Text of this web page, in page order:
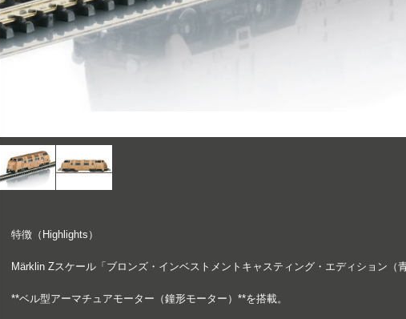
特徴（Highlights）
Märklin Zスケール「ブロンズ・インベストメントキャスティング・エディション（
**ベル型アーマチュアモーター（鐘形モーター）**を搭載。